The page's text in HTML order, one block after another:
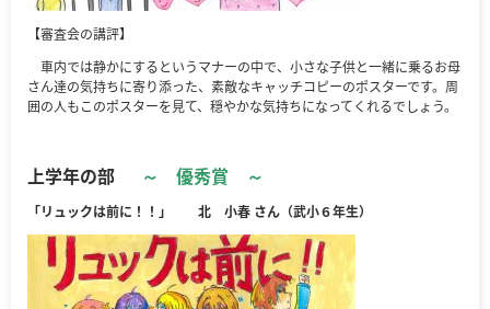
【審査会の講評】
車内では静かにするというマナーの中で、小さな子供と一緒に乗るお母
さん達の気持ちに寄り添った、素敵なキャッチコピーのポスターです。周
囲の人もこのポスターを見て、穏やかな気持ちになってくれるでしょう。
上学年の部 ～ 優秀賞 ～
「リュックは前に！！」 北 小春 さん（武小６年生）